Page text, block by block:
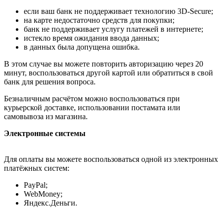
если ваш банк не поддерживает технологию 3D-Secure;
на карте недостаточно средств для покупки;
банк не поддерживает услугу платежей в интернете;
истекло время ожидания ввода данных;
в данных была допущена ошибка.
В этом случае вы можете повторить авторизацию через 20
минут, воспользоваться другой картой или обратиться в свой
банк для решения вопроса.
Безналичным расчётом можно воспользоваться при
курьерской доставке, использовании постамата или
самовывоза из магазина.
Электронные системы
Для оплаты вы можете воспользоваться одной из электронных
платёжных систем:
PayPal;
WebMoney;
Яндекс.Деньги.